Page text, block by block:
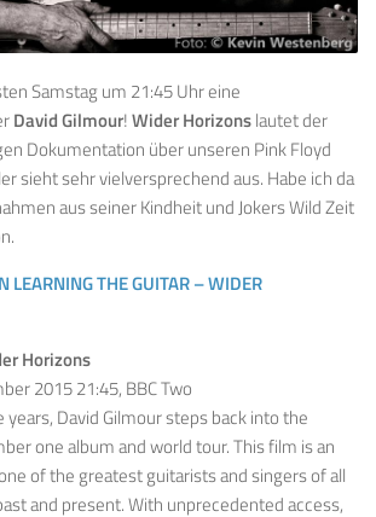
Samstag um 21:45 Uhr eine
David Gilmour!Wider Horizonslautet der
Dokumentation über unseren Pink Floyd
sieht sehr vielversprechend aus. Habe ich da
aus seiner Kindheit und Jokers Wild Zeit
LEARNING THE GUITAR – WIDER
Horizons
2015 21:45, BBC Two
David Gilmour steps back into the
one album and world tour. This film is an
of the greatest guitarists and singers of all
and present. With unprecedented access,